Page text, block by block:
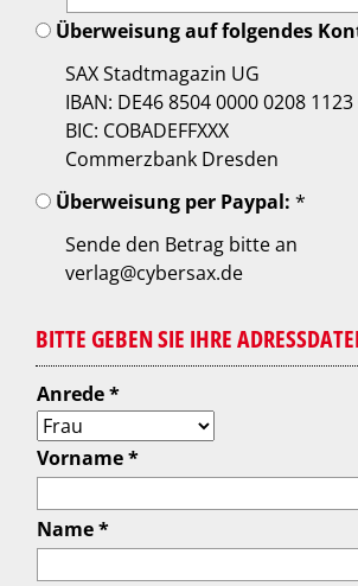
Überweisung auf
SAX Stadtmagazin UG
IBAN: DE46 8504 0000 0208
BIC: COBADEFFXXX
Commerzbank Dresden
Überweisung per Paypal: *
Sende den Betrag bitte an
verlag@cybersax.de
BITTE GEBEN SIE IHRE
Anrede *
Vorname *
Name *